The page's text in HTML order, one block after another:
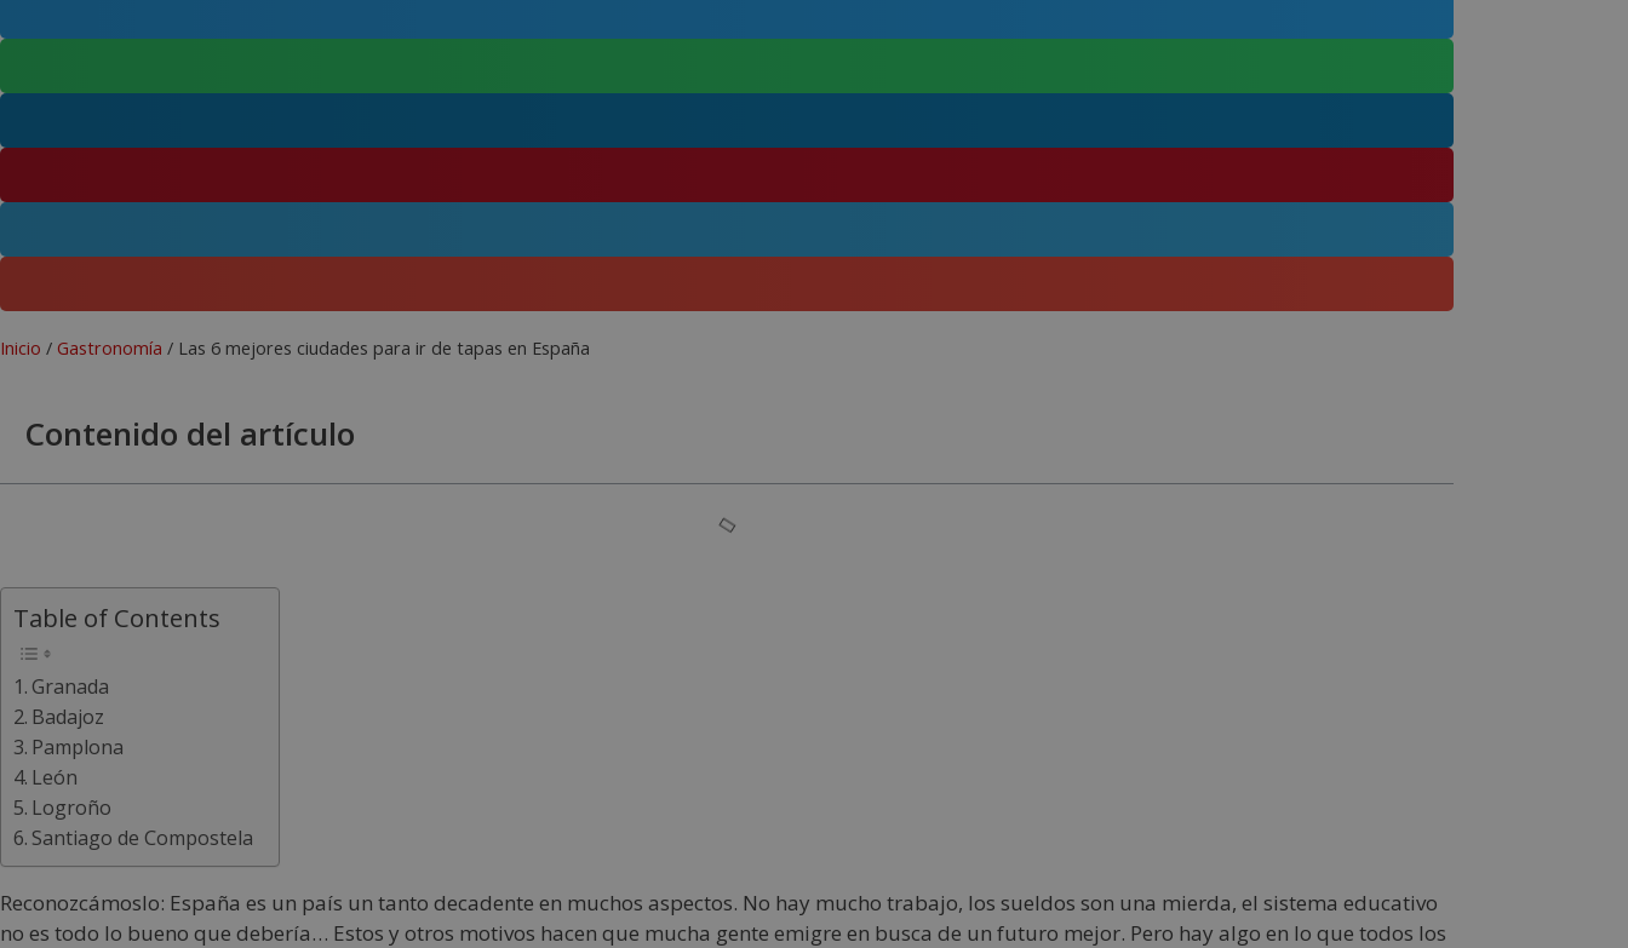
Inicio / Gastronomía / Las 6 mejores ciudades para ir de tapas en España
Contenido del artículo
Table of Contents
Granada
Badajoz
Pamplona
León
Logroño
Santiago de Compostela
Reconozcámoslo: España es un país un tanto decadente en muchos aspectos. No hay mucho trabajo, los sueldos son una mierda, el sistema educativo
no es todo lo bueno que debería… Estos y otros motivos hacen que mucha gente emigre en busca de un futuro mejor. Pero hay algo en lo que todos los